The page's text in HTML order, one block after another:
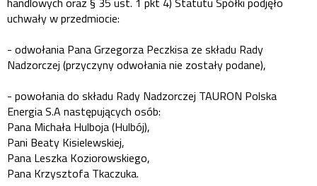
uchwały w przedmiocie:
- odwołania Pana Grzegorza Peczkisa ze składu Rady
Nadzorczej (przyczyny odwołania nie zostały podane),
- powołania do składu Rady Nadzorczej TAURON Polska
Energia S.A następujących osób:
Pana Michała Hulboja (Hulbój),
Pani Beaty Kisielewskiej,
Pana Leszka Koziorowskiego,
Pana Krzysztofa Tkaczuka.